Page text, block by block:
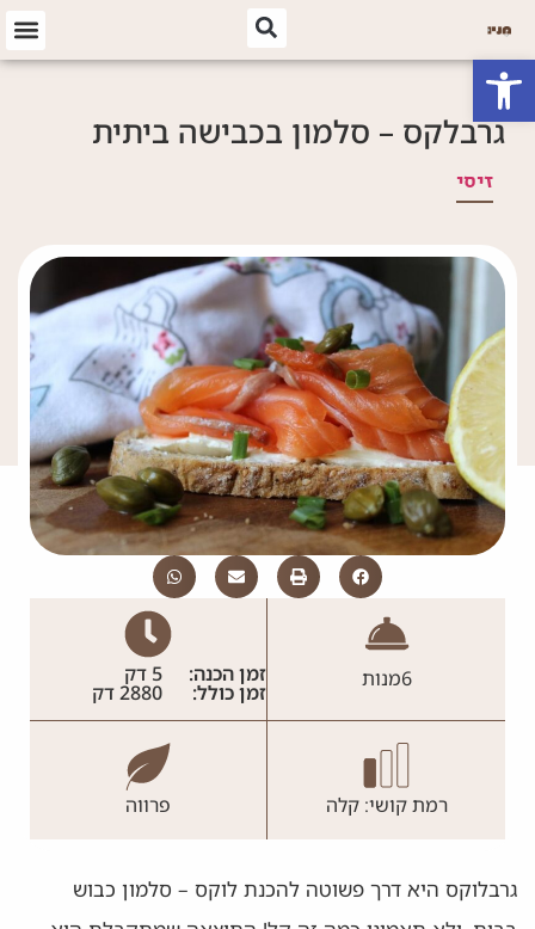
פתח סרגל נגישות
גרבלקס – סלמון בכבישה ביתית
זיסי
6מנות זמן הכנה: 5 דק
זמן כולל: 2880 דק
רמת קושי: קלה פרווה
גרבלוקס היא דרך פשוטה להכנת לוקס – סלמון כבוש